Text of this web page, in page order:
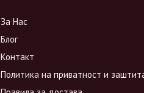
За Нас
Блог
Контакт
Политика на приватност и